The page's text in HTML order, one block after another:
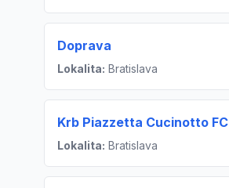
Doprava
Lokalita: Bratislava
Krb Piazzetta Cucinotto FC
Lokalita: Bratislava